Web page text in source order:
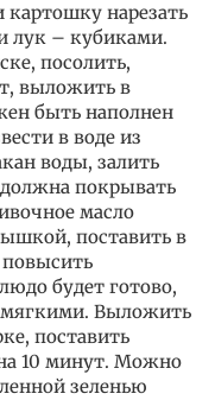
нарезать
лук – кубиками.
посолить,
выложить в
быть наполнен
в воде из
воды, залить
покрывать
масло
поставить в
будет готово,
мягкими. Выложить
поставить
10 минут. Можно
зеленью